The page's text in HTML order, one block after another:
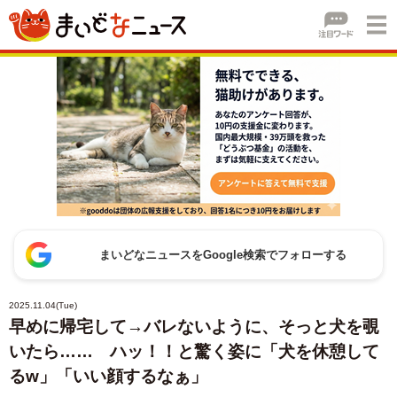
まいどなニュースをGoogle検索でフォローする
2025.11.04(Tue)
早めに帰宅して→バレないように、そっと犬を覗
いたら…… ハッ！！と驚く姿に「犬を休憩して
るw」「いい顔するなぁ」